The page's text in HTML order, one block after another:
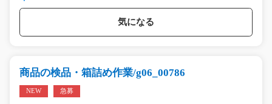
気になる
商品の検品・箱詰め作業/g06_00786
NEW 急募